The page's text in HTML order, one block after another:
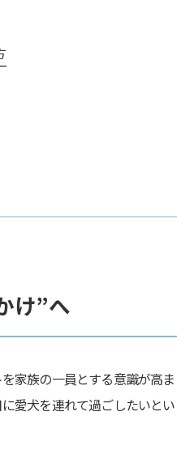
け”へ
家族の一員とする意識が高
愛犬を連れて過ごしたいと